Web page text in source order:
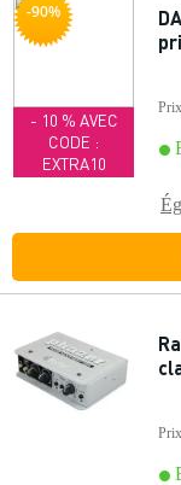
-90%
- 10 % AVEC
CODE :
EXTRA10